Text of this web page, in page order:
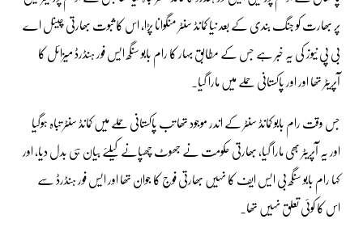
پر بھارت کو جنگ بندی کے بعد نیا کمانڈ سنٹر منگوانا پڑا، اس کا ثبوت بھارتی چینل اے
بی پی نیوز کی یہ خبر ہے جس کے مطابق بہار کا رام بابو سنگھ ایس فور ہنڈرڈ میزائل کا
آپریٹر تھا اور اور پاکستانی حملے میں مارا گیا۔
جس وقت رام بابو کمانڈ سنٹر کے اندر موجود تھا تب پاکستانی حملے میں کمانڈ سنٹر تباہ ہوگیا
اور یہ آپریٹر بھی مارا گیا، بھارتی حکومت نے جھوٹ چھپانے کیلئے بیان ہی بدل دیا، اور
کہا رام بابو سنگھ بی ایس ایف کا نہیں بھارتی فوج کا جوان تھا اور ایس فور ہنڈرڈ سے
اس کا کوئی تعلق نہیں تھا۔